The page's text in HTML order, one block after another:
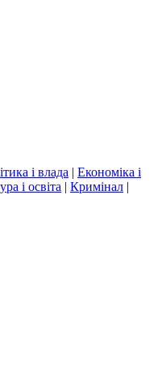
і влада | Економіка і
і освіта | Кримінал |